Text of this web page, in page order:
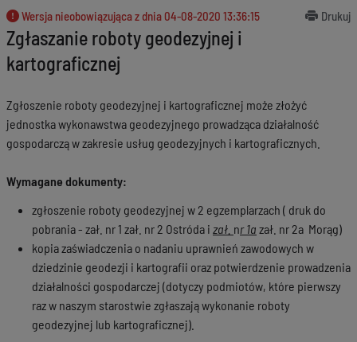
Wersja nieobowiązująca z dnia 04-08-2020 13:36:15 Drukuj
Zgłaszanie roboty geodezyjnej i
kartograficznej
Zgłoszenie roboty geodezyjnej i kartograficznej może złożyć
jednostka wykonawstwa geodezyjnego prowadząca działalność
gospodarczą w zakresie usług geodezyjnych i kartograficznych.
Wymagane dokumenty:
zgłoszenie roboty geodezyjnej w 2 egzemplarzach ( druk do
pobrania - zał. nr 1 zał. nr 2 Ostróda i zał. nr 1a zał. nr 2a Morąg)
kopia zaświadczenia o nadaniu uprawnień zawodowych w
dziedzinie geodezji i kartografii oraz potwierdzenie prowadzenia
działalności gospodarczej (dotyczy podmiotów, które pierwszy
raz w naszym starostwie zgłaszają wykonanie roboty
geodezyjnej lub kartograficznej).